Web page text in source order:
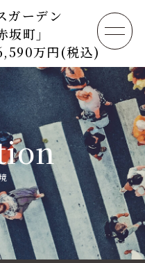
ガーデン
坂町」
万円(税込)